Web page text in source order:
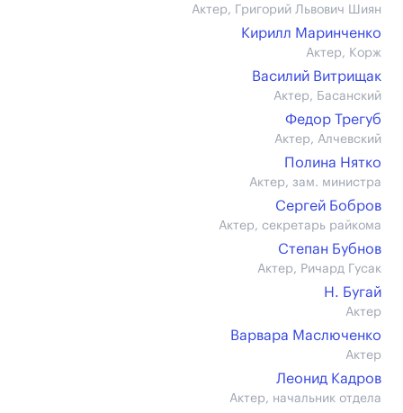
Актер, Григорий Львович Шиян
Кирилл Маринченко
Актер, Корж
Василий Витрищак
Актер, Басанский
Федор Трегуб
Актер, Алчевский
Полина Нятко
Актер, зам. министра
Сергей Бобров
Актер, секретарь райкома
Степан Бубнов
Актер, Ричард Гусак
Н. Бугай
Актер
Варвара Маслюченко
Актер
Леонид Кадров
Актер, начальник отдела